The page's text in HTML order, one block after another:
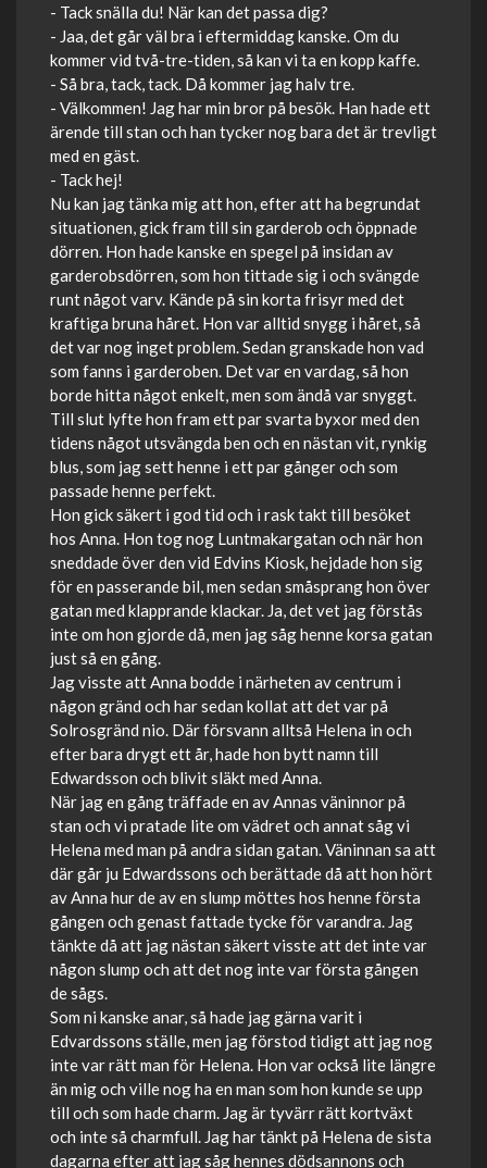
- Tack snälla du! När kan det passa dig?
- Jaa, det går väl bra i eftermiddag kanske. Om du
kommer vid två-tre-tiden, så kan vi ta en kopp kaffe.
- Så bra, tack, tack. Då kommer jag halv tre.
- Välkommen! Jag har min bror på besök. Han hade ett
ärende till stan och han tycker nog bara det är trevligt
med en gäst.
- Tack hej!
Nu kan jag tänka mig att hon, efter att ha begrundat
situationen, gick fram till sin garderob och öppnade
dörren. Hon hade kanske en spegel på insidan av
garderobsdörren, som hon tittade sig i och svängde
runt något varv. Kände på sin korta frisyr med det
kraftiga bruna håret. Hon var alltid snygg i håret, så
det var nog inget problem. Sedan granskade hon vad
som fanns i garderoben. Det var en vardag, så hon
borde hitta något enkelt, men som ändå var snyggt.
Till slut lyfte hon fram ett par svarta byxor med den
tidens något utsvängda ben och en nästan vit, rynkig
blus, som jag sett henne i ett par gånger och som
passade henne perfekt.
Hon gick säkert i god tid och i rask takt till besöket
hos Anna. Hon tog nog Luntmakargatan och när hon
sneddade över den vid Edvins Kiosk, hejdade hon sig
för en passerande bil, men sedan småsprang hon över
gatan med klapprande klackar. Ja, det vet jag förstås
inte om hon gjorde då, men jag såg henne korsa gatan
just så en gång.
Jag visste att Anna bodde i närheten av centrum i
någon gränd och har sedan kollat att det var på
Solrosgränd nio. Där försvann alltså Helena in och
efter bara drygt ett år, hade hon bytt namn till
Edwardsson och blivit släkt med Anna.
När jag en gång träffade en av Annas väninnor på
stan och vi pratade lite om vädret och annat såg vi
Helena med man på andra sidan gatan. Väninnan sa att
där går ju Edwardssons och berättade då att hon hört
av Anna hur de av en slump möttes hos henne första
gången och genast fattade tycke för varandra. Jag
tänkte då att jag nästan säkert visste att det inte var
någon slump och att det nog inte var första gången
de sågs.
Som ni kanske anar, så hade jag gärna varit i
Edvardssons ställe, men jag förstod tidigt att jag nog
inte var rätt man för Helena. Hon var också lite längre
än mig och ville nog ha en man som hon kunde se upp
till och som hade charm. Jag är tyvärr rätt kortväxt
och inte så charmfull. Jag har tänkt på Helena de sista
dagarna efter att jag såg hennes dödsannons och